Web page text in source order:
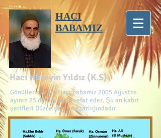
HACI
BABAMIZ
Hacı Hüseyin Yıldız (K.S)
Gönüller sultanı Hacı babamız 2005 Ağustos
ayının 25 de Düzce de vefat eder. Şu an kabri
şerifleri Düzce şehir mezarlığındadır.